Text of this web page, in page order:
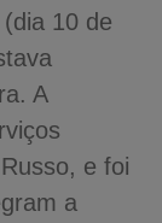
10 de
A
e foi
a